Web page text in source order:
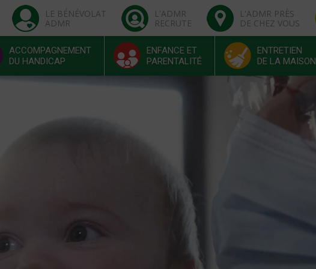
LE BÉNÉVOLAT
ADMR
L'ADMR
RECRUTE
L'ADMR PRÈS
DE CHEZ VOUS
ACCOMPAGNEMENT
DU HANDICAP
ENFANCE ET
PARENTALITÉ
ENTRETIEN
DE LA MAISON